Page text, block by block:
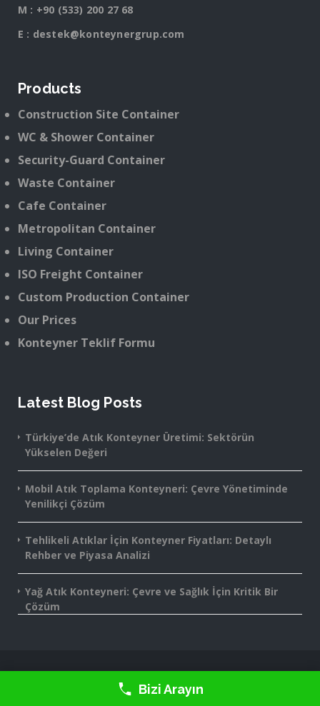
M : +90 (533) 200 27 68
E : destek@konteynergrup.com
Products
Construction Site Container
WC & Shower Container
Security-Guard Container
Waste Container
Cafe Container
Metropolitan Container
Living Container
ISO Freight Container
Custom Production Container
Our Prices
Konteyner Teklif Formu
Latest Blog Posts
Türkiye’de Atık Konteyner Üretimi: Sektörün
Yükselen Değeri
Mobil Atık Toplama Konteyneri: Çevre Yönetiminde
Yenilikçi Çözüm
Tehlikeli Atıklar İçin Konteyner Fiyatları: Detaylı
Rehber ve Piyasa Analizi
Yağ Atık Konteyneri: Çevre ve Sağlık İçin Kritik Bir
Çözüm
2016-2025 Monte Grup® - All rights reserved.
Bizi Arayın